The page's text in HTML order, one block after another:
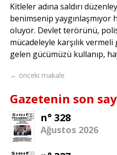
Kitleler adına saldırı
benimsenip yaygınlaşmıyor
oluyor. Devlet terörünü,
mücadeleyle karşılık
gelen gücümüzü kullanıp,
← önceki makale
Gazetenin son
n° 328
Ağustos 2026